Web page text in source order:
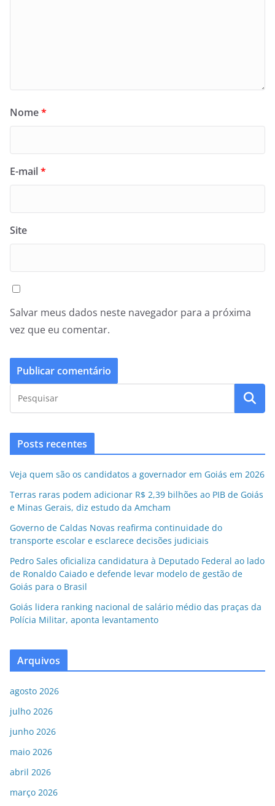
Nome*
E-mail*
Site
Salvar meus dados neste navegador para a próxima
vez que eu comentar.
Posts recentes
Veja quem são os candidatos a governador em Goiás em 2026
Terras raras podem adicionar R$ 2,39 bilhões ao PIB de Goiás
e Minas Gerais, diz estudo da Amcham
Governo de Caldas Novas reafirma continuidade do
transporte escolar e esclarece decisões judiciais
Pedro Sales oficializa candidatura à Deputado Federal ao lado
de Ronaldo Caiado e defende levar modelo de gestão de
Goiás para o Brasil
Goiás lidera ranking nacional de salário médio das praças da
Polícia Militar, aponta levantamento
Arquivos
agosto 2026
julho 2026
junho 2026
maio 2026
abril 2026
março 2026